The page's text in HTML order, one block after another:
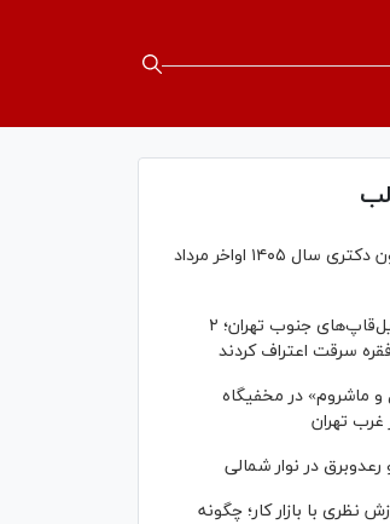
نتایج نهایی آزمون دکتری سال ۱۴۰۵ اواخر مرداد
پایان جولان موبایل‌قاپ‌های جنوب تهران؛ ۲
«گل و ماشروم» در مخفیگاه
غرب تهران
در نوار شمالی
با بازار کار؛ چگونه